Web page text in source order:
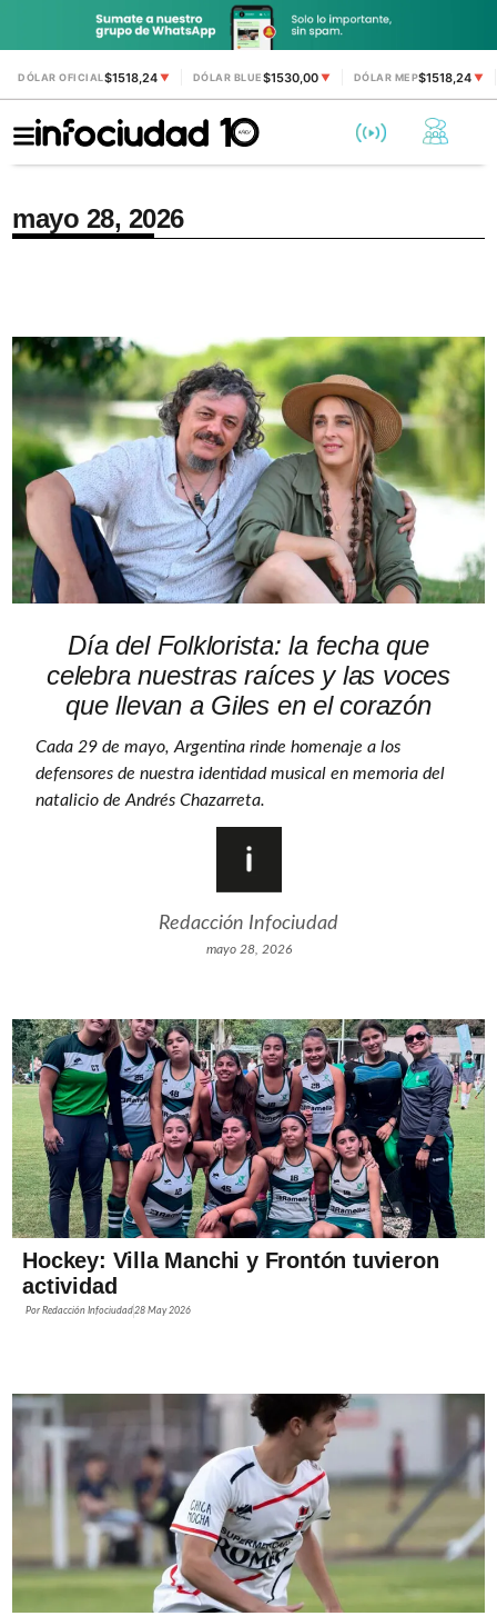
DÓLAR OFICIAL$1518,24 ▼ DÓLAR BLUE$1530,00 ▼ DÓLAR MEP$1518,24▼
mayo 28, 2026
Día del Folklorista: la fecha que
celebra nuestras raíces y las voces
que llevan a Giles en el corazón
Cada 29 de mayo, Argentina rinde homenaje a los
defensores de nuestra identidad musical en memoria del
natalicio de Andrés Chazarreta.
Redacción Infociudad
mayo 28, 2026
Hockey: Villa Manchi y Frontón tuvieron
actividad
PorRedacción Infociudad 28 May 2026